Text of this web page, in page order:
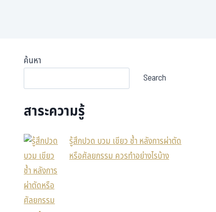
ค้นหา
Search
สาระความรู้
รู้สึกปวด บวม เขียว ช้ำ หลังการผ่าตัด
หรือศัลยกรรม ควรทำอย่างไรบ้าง